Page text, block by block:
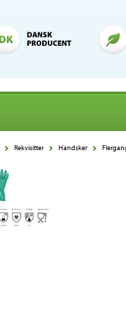
Rekvisitter Handsker